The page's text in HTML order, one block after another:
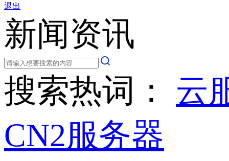
退出
新闻资讯
搜索热词： 云
CN2服务器